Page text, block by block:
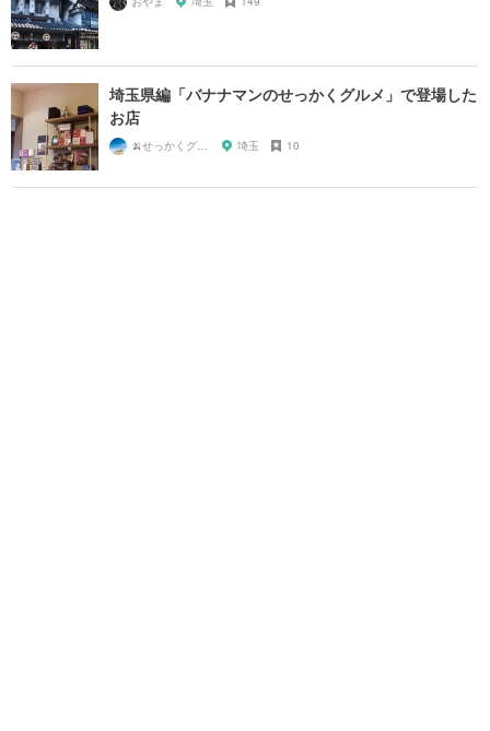
埼玉県編「バナナマンのせっかくグルメ」で登場した
お店
🍌せっかくグルメまにあ🍌 埼玉 10